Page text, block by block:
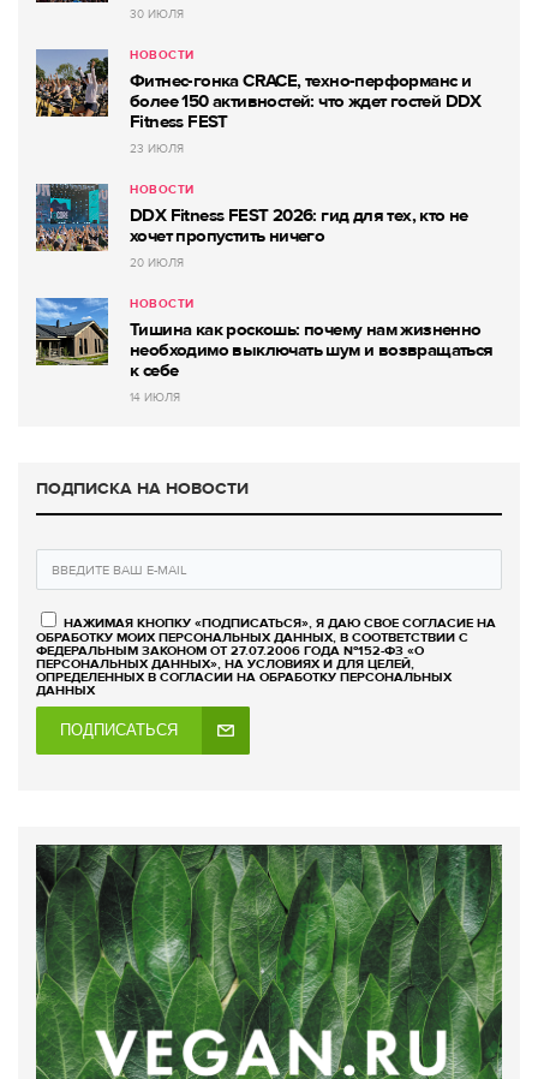
30 ИЮЛЯ
НОВОСТИ
Фитнес-гонка CRACE, техно-перформанс и
более 150 активностей: что ждет гостей DDX
Fitness FEST
23 ИЮЛЯ
НОВОСТИ
DDX Fitness FEST 2026: гид для тех, кто не
хочет пропустить ничего
20 ИЮЛЯ
НОВОСТИ
Тишина как роскошь: почему нам жизненно
необходимо выключать шум и возвращаться
к себе
14 ИЮЛЯ
ПОДПИСКА НА НОВОСТИ
НАЖИМАЯ КНОПКУ «ПОДПИСАТЬСЯ», Я ДАЮ СВОЕ СОГЛАСИЕ НА
ОБРАБОТКУ МОИХ ПЕРСОНАЛЬНЫХ ДАННЫХ, В СООТВЕТСТВИИ С
ФЕДЕРАЛЬНЫМ ЗАКОНОМ ОТ 27.07.2006 ГОДА №152-ФЗ «О
ПЕРСОНАЛЬНЫХ ДАННЫХ», НА УСЛОВИЯХ И ДЛЯ ЦЕЛЕЙ,
ОПРЕДЕЛЕННЫХ В СОГЛАСИИ НА ОБРАБОТКУ ПЕРСОНАЛЬНЫХ
ДАННЫХ
ПОДПИСАТЬСЯ